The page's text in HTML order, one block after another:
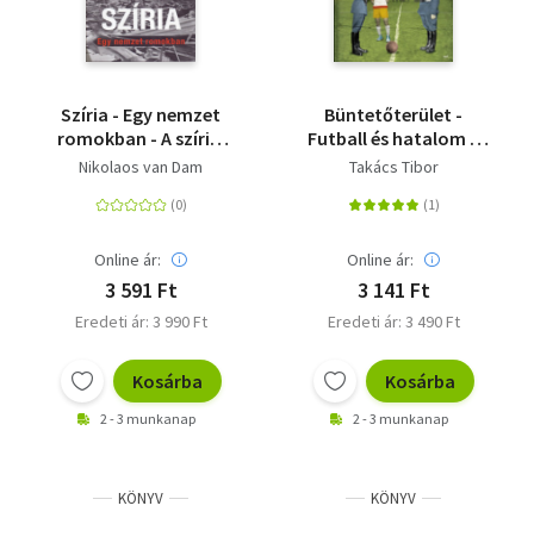
Szíria - Egy nemzet
romokban - A szíriai
polgárháború
Nikolaos van Dam
Online ár:
3 591 Ft
Eredeti ár: 3 990 Ft
Kosárba
2 - 3 munkanap
Büntetőterület -
Futball és hatalom a
szocialista
Takács Tibor
Online ár:
3 141 Ft
Eredeti ár: 3 490 Ft
Kosárba
2 - 3 munkanap
KÖNYV KÖNYV